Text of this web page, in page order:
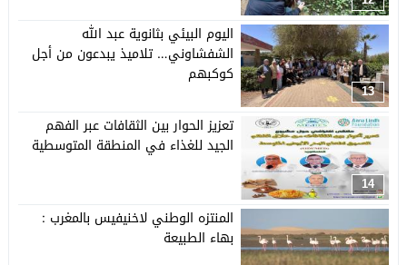
13
اليوم البيئي بثانوية عبد الله
الشفشاوني… تلاميذ يبدعون من أجل
كوكبهم
14
تعزيز الحوار بين الثقافات عبر الفهم
الجيد للغذاء في المنطقة المتوسطية
المنتزه الوطني لاخنيفيس بالمغرب :
بهاء الطبيعة